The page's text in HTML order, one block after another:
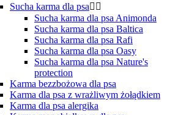
Sucha karma dla psa 
Sucha karma dla psa Animonda
Sucha karma dla psa Baltica
Sucha karma dla psa Rafi
Sucha karma dla psa Oasy
Sucha karma dla psa Nature's
protection
Karma bezzbożowa dla psa
Karma dla psa z wrażliwym żołądkiem
Karma dla psa alergika